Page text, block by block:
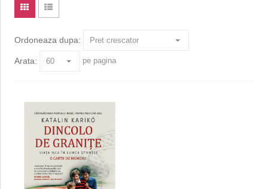
Ordoneaza dupa:
Arata: pe pagina